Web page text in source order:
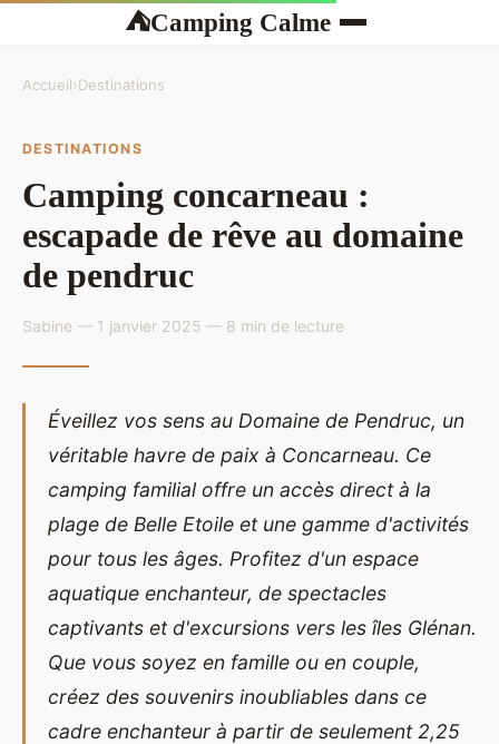
⛺Camping Calme
Accueil›Destinations
DESTINATIONS
Camping concarneau :
escapade de rêve au domaine
de pendruc
Sabine — 1 janvier 2025 — 8 min de lecture
Éveillez vos sens au Domaine de Pendruc, un
véritable havre de paix à Concarneau. Ce
camping familial offre un accès direct à la
plage de Belle Etoile et une gamme d'activités
pour tous les âges. Profitez d'un espace
aquatique enchanteur, de spectacles
captivants et d'excursions vers les îles Glénan.
Que vous soyez en famille ou en couple,
créez des souvenirs inoubliables dans ce
cadre enchanteur à partir de seulement 2,25